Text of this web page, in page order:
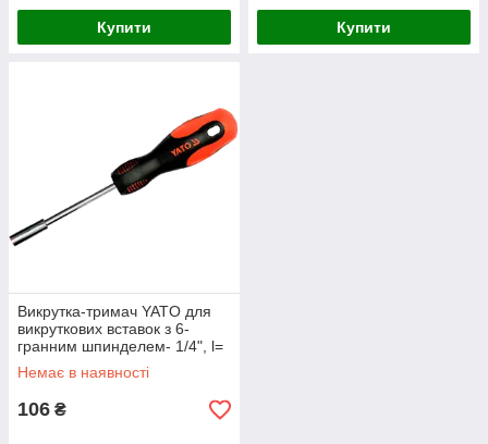
Купити Купити
Викрутка-тримач YATO для
викруткових вставок з 6-
гранним шпинделем- 1/4", l=
275 мм YT-27975
Немає в наявності
106 ₴